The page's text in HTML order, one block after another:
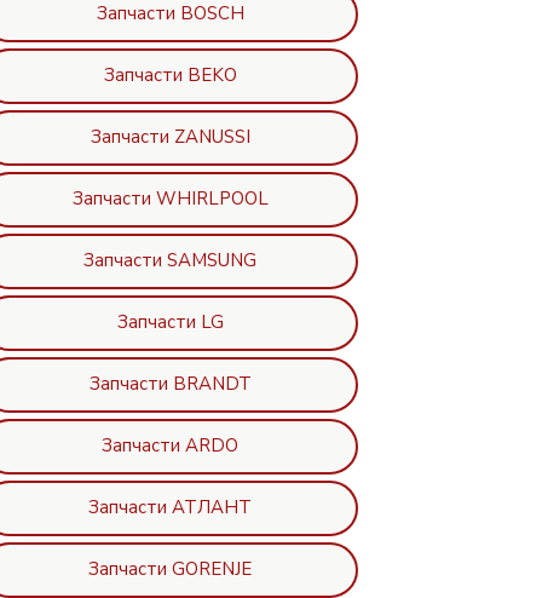
Запчасти BOSCH
Запчасти BEKO
Запчасти ZANUSSI
Запчасти WHIRLPOOL
Запчасти SAMSUNG
Запчасти LG
Запчасти BRANDT
Запчасти ARDO
Запчасти АТЛАНТ
Запчасти GORENJE